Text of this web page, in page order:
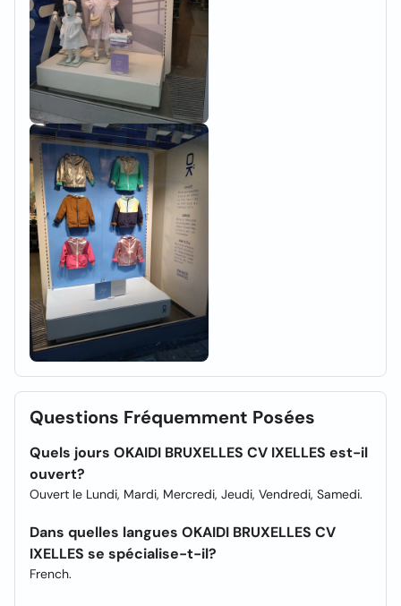
Questions Fréquemment Posées
Quels jours OKAIDI BRUXELLES CV IXELLES est-il
ouvert?
Ouvert le Lundi, Mardi, Mercredi, Jeudi, Vendredi, Samedi.
Dans quelles langues OKAIDI BRUXELLES CV
IXELLES se spécialise-t-il?
French.